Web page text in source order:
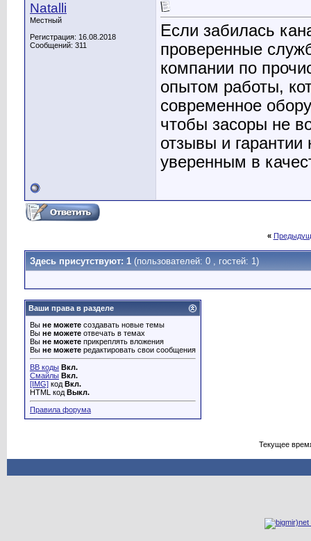
Natalli
Местный
Регистрация: 16.08.2018
Сообщений: 311
Если забилась
проверенные
компании по
опытом работы,
современное
чтобы засоры не
отзывы и
уверенным в
«
Здесь присутствуют: 1 (пользователей: 0 , гостей: 1)
Ваши права в разделе
Вы не можете создавать новые темы
Вы не можете отвечать в темах
Вы не можете прикреплять вложения
Вы не можете редактировать свои сообщения
BB коды Вкл.
Смайлы Вкл.
[IMG] код Вкл.
HTML код Выкл.
Правила форума
Текущее